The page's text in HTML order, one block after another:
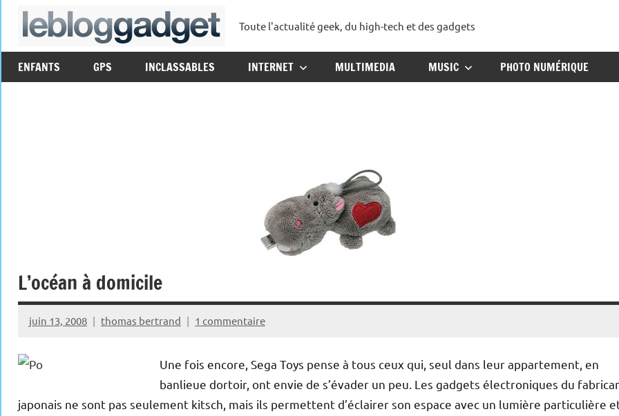
Aller
lebloggadget
Toute l'actualité geek, du high-tech et des gadgets
ENFANTS GPS INCLASSABLES INTERNET MULTIMEDIA MUSIC PHOTO NUMÉRIQUE
L’océan à domicile
juin 13, 2008 thomas bertrand 1 commentaire
Une fois encore, Sega Toys pense à tous ceux qui, seul dans leur appartement, en
banlieue dortoir, ont envie de s’évader un peu. Les gadgets électroniques du
japonais ne sont pas seulement kitsch, mais ils permettent d’éclairer son espace avec un lumière particulière